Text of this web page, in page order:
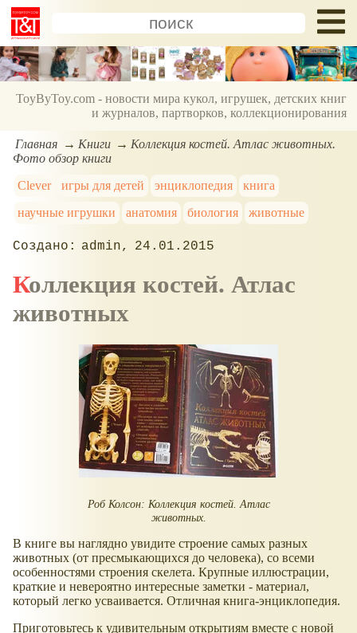
ToyByToy.com - новости мира кукол, игрушек, детских книг
и журналов, партворков, коллекционирования
Главная Книги
Коллекция костей. Атлас животных.
Фото обзор книги
Clever
игры для детей энциклопедия
книга
научные игрушки
анатомия биология животные
admin 24.01.2015
Коллекция костей. Атлас
животных
Роб Колсон: Коллекция костей. Атлас
животных.
В книге вы наглядно увидите строение самых разных
животных (от пресмыкающихся до человека), со всеми
особенностями строения скелета. Крупные иллюстрации,
краткие и невероятно интересные заметки - материал,
который легко усваивается. Отличная книга-энциклопедия.
Приготовьтесь к удивительным открытиям вместе с новой